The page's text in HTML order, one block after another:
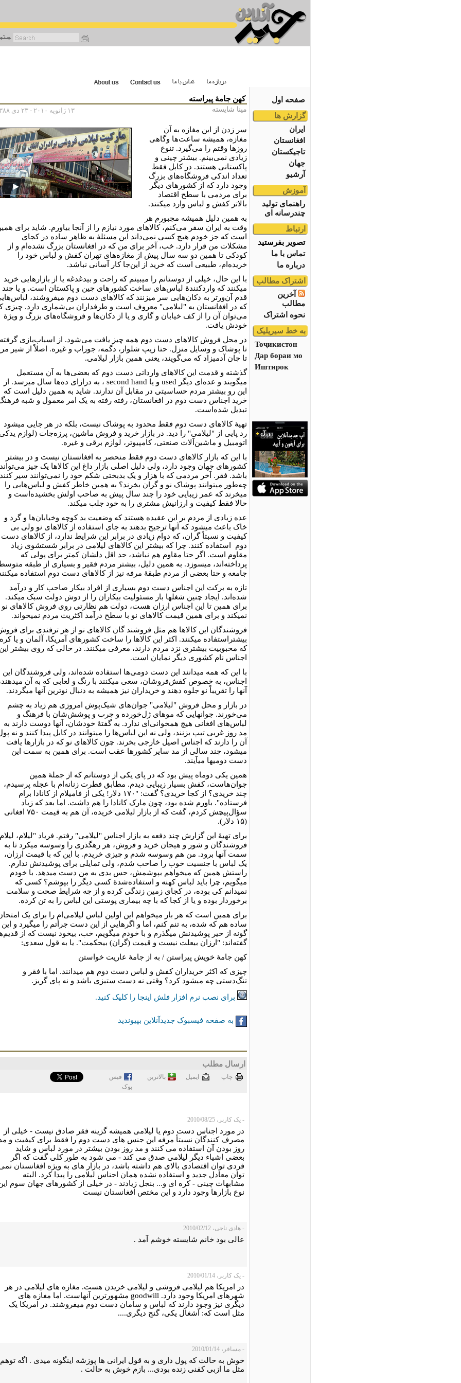
صفحه اول
گزارش ها
ایران
افغانستان
تاجیکستان
جهان
آرشیو
آموزش
راهنمای تولید
چندرسانه ای
ارتباط
تصویر بفرستید
تماس با ما
درباره ما
اشتراک مطالب
آخرین
مطالب
نحوه اشتراک
به خط سیریلیک
Тоҷикистон
Дар бораи мо
Иштирок
کهن جامۀ پیراسته
۱۳ ژانویه ۲۰۱۰ - ۲۳ دی ۱۳۸۸ مینا شایسته
سر زدن از این مغازه به آن
مغازه، همیشه ساعت‌ها وگاهی
روزها وقتم را می‌گیرد. تنوع
زیادی نمی‌بینم. بیشتر چینی و
پاکستانی هستند. در کابل فقط
تعداد اندکی فروشگاه‌های بزرگ
وجود دارد که از کشورهای دیگر
برای مردمی با سطح اقتصاد
بالاتر کفش و لباس وارد می⁮کنند.
به همین دلیل همیشه مجبورم هر
وقت به ایران سفر می‌کنم، کالاهای مورد نیازم را از آنجا بیاورم. شاید برای
است که جز خودم هیچ کسی نمی‌داند این مسئلۀ به ظاهر ساده در کجای
مشکلات من قرار دارد. خب، آخر برای من که در افغانستان بزرگ نشده‌ام و از
کودکی تا همین دو سه سال پیش از مغازه‌های تهران کفش و لباس خود را
خریده‌ام، طبیعی است که خرید از این‌جا کار آسانی نباشد.
با این حال، خیلی از دوستانم را می⁮بینم که راحت و بی⁮دغدغه یا از بازارهایی خرید
می⁮کنند که واردکنندۀ لباس‌های ساخت کشورهای چین و پاکستان است. و یا چند
قدم آن‌ورتر به دکان‌هایی سر می⁮زنند که کالاهای دست دوم می⁮فروشند،
که در افغانستان به "لیلامی" معروف است و طرفداران بی‌شماری دارد. چیزی
می‌توان آن را از کف خیابان و گاری و یا از دکان‌ها و فروشگاه‌های بزرگ و ویژۀ
خودش یافت.
در محل فروش کالاهای دست دوم همه چیز یافت می‌شود. از اسباب‌بازی گرفته
تا پوشاک و وسایل منزل. حتا زیپ شلوار، دگمه، جوراب و غیره. اصلاً از شیر
تا جان آدمیزاد که می‌گویند، یعنی همین بازار لیلامی.
گذشته و قدمت این کالاهای وارداتی دست دوم که بعضی‌ها به آن مستعمل
می⁮گویند و عده‌ای دیگر used و یا second hand ، به درازای ده‌ها سال می⁮رسد. از
این رو بیشتر مردم حساسیتی در مقابل آن ندارند. شاید به همین دلیل است که
خرید اجناس دست دوم در افغانستان، رفته رفته به یک امر معمول و شبه
تبدیل شده‌است.
تهیۀ کالاهای دست دوم فقط محدود به پوشاک نیست، بلکه در هر جایی می⁮شود
رد پایی از "لیلامی" را دید. در بازار خرید و فروش ماشین، پرزه‌جات (لوازم
اتومبیل و ماشین‌آلات صنعتی، کامپیوتر، لوازم برقی و غیره.
با این‌ که بازار کالاهای دست دوم فقط منحصر به افغانستان نیست و در بیشتر
کشورهای جهان وجود دارد، ولی دلیل اصلی بازار داغ این کالاها یک چیز می‌تواند
باشد. فقر. آخر مردمی که با هزار و یک بدبختی شکم خود را نمی‌توانند سیر
چه‌طور می⁮توانند پوشاک نو و گران بخرند؟ به همین خاطر کفش و لباس‌هایی را
می⁮خرند که عمر زیبایی خود را چند سال پیش به صاحب اولش بخشیده‌است و
حالا فقط کیفیت و ارزانیش مشتری را به خود جلب می⁮کند.
عده زیادی از مردم بر این عقیده هستند که وضعیت بد کوچه وخیابان‌ها و گرد و
خاک باعث می⁮شود که آنها ترجیح بدهند به جای استفاده از کالاهای نو ولی بی
کیفیت و نسبتاً گران، که دوام زیادی در برابر این شرایط ندارد، از کالاهای دست
دوم استفاده کنند. چرا که بیشتر این کالاهای لیلامی در برابر شستشوی زیاد
مقاوم است. اگر حتا مقاوم هم نباشد، حد اقل دلشان کمتر برای پولی که
پرداخته‌اند، می⁮سوزد. به همین دلیل، بیشتر مردم فقیر و بسیاری از طبقه
جامعه و حتا بعضی از مردم طبقۀ مرفه نیز از کالاهای دست دوم استفاده
تازه به برکت این اجناس دست دوم بسیاری از افراد بی⁮کار صاحب کار و درآمد
شده‌اند. ایجاد چنین شغل⁮ها بار مسئولیت بی⁮کاران را از دوش دولت سبک می⁮کند.
برای همین تا این اجناس ارزان هست، دولت هم نظارتی روی فروش کالاهای نو
نمی⁮کند و برای همین قیمت کالاهای نو با سطح درآمد اکثریت مردم نمی⁮خواند.
فروشندگان این کالاها هم مثل فروشند گان کالاهای نو از هر ترفندی برای
بیشتراستفاده می⁮کنند. اکثر این کالاها را ساخت کشورهای آمریکا، آلمان و یا کره
که محبوبیت بیشتری نزد مردم دارند، معرفی می⁮کنند. در حالی که روی بیشتر
اجناس نام کشوری دیگر نمایان است.
با این که همه می⁮دانند این دست دومی‌ها استفاده‌ شده‌اند، ولی فروشندگان این
اجناس، به خصوص کفش‌فروشان، سعی می⁮کنند با رنگ و لعابی که به آن
آنها را تقریباً نو جلوه دهند و خریداران نیز همیشه به دنبال نوترین آنها می⁮گردند.
در بازار و محل فروش "لیلامی" جوان‌های شیک‌پوش امروزی هم زیاد به چشم
می‌خورند. جوان⁮هایی که موهای ژل‌خورده و چرب و پوشش‌شان با فرهنگ و
لباس‌های افغانی هیچ همخوانی‌ای ندارد. به گفتۀ خودشان، آنها دوست دارند به
مد روز غربی تیپ بزنند، ولی نه این لباس‌ها را می⁮توانند در کابل پیدا کنند و نه
آن را دارند که اجناس اصیل خارجی بخرند. چون کالاهای نو که در بازارها یافت
می⁮شود، چند سالی از مد سایر کشورها عقب است. برای همین به سمت این
دست دومی⁮ها می⁮آیند.
همین یکی دوماه پیش بود که در پای یکی از دوستانم که از جملۀ همین
جوان‌هاست، کفش بسیار زیبایی دیدم. مطابق فطرت زنانه‌ام با عجله پرسیدم،
چند خریدی؟ از کجا خریدی؟ گفت: "۱۷۰ دلار! یکی از فامیلام از کانادا برام
فرستاده". باورم شده بود، چون مارک کانادا را هم داشت. اما بعد که زیاد
سؤال‌پیچش کردم، گفت که از بازار لیلامی خریده، آن هم به قیمت ۷۵۰ افغانی
(۱۵ دلار).
برای تهیۀ این گزارش چند دفعه⁮ به بازار اجناس "لیلامی" رفتم. فریاد "لیلام،
فروشندگان و شور و هیجان خرید و فروش، هر رهگذری را وسوسه می⁮کرد تا به
سمت آنها برود. من هم وسوسه شدم و چیزی خریدم. با این که با قیمت ارزان،
یک لباس با جنسیت خوب را صاحب شدم، ولی تمایلی برای پوشیدنش ندارم.
راستش همین که می⁮خواهم بپوشمش، حس بدی به من دست می⁮دهد. با خودم
می⁮گویم، چرا باید لباس کهنه و استفاده‌شدۀ کسی دیگر را بپوشم؟ کسی که
نمی⁮دانم کی بوده، در کجای زمین زندگی کرده و از چه شرایط صحت و سلامت
برخوردار بوده و یا از کجا که با چه بیماری پوستی این لباس را به تن کرده.
برای همین است که هر بار می⁮خواهم این اولین لباس لیلامی‌ام را برای یک
ساده هم که شده، به تنم کنم، اما و اگرهایی از این دست جرأتم را می⁮گیرد و این
گونه از خیر پوشیدنش می⁮گذرم و با خودم می⁮گویم، خب، بی⁮خود نیست که از
گفته‌اند: "ارزان بی⁮علت نیست و قیمت (گران) بی⁮حکمت". یا به قول سعدی:
کهن جامۀ خویش پیراستن / به از جامۀ عاریت خواستن
چیزی که اکثر خریداران کفش و لباس دست دوم هم می⁮دانند. اما با فقر و
تنگ‌دستی چه می⁮شود کرد؟ وقتی نه دست ستیزی باشد و نه پای گریز.
برای نصب نرم افزار فلش اینجا را کلیک کنيد.
به صفحه فیسبوک جدیدآنلاین بپیوندید
ارسال مطلب
چاپ ايميل بالاترین
فيس
بوک
- یک کاربر، 2010/08/25
در مورد اجناس دست دوم یا لیلامی همیشه گزینه فقر صادق نیست - خیلی از
مصرف کنندگان نسبتأ مرفه این جنس های دست دوم را فقط برای کیفیت و
روز بودن آن استفاده می کنند و مد روز بودن بیشتر در مورد لباس و شاید
بعضی اشیاء دیگر لیلامی صدق می کند - می شود به طور کلی گفت که اگر
فردی توان اقتصادی بالای هم داشته باشد، در بازار های به ویژه افغانستان
توان معادل جدید و استفاده نشده همان اجناس لیلامی را پیدا کرد. البته
مشابهات چینی - کره ای و... بنجل زیادند - در خیلی از کشورهای جهان سوم
نوع بازارها وجود دارد و این مختص افغانستان نیست
- هادی ناجی، 2010/02/12
عالی بود خانم شایسته خوشم آمد .
- یک کاربر، 2010/01/14
در امریکا هم لیلامی فروشی و لیلامی خریدن هست. مغازه های لیلامی در هر
شهرهای امریکا وجود دارد. goodwill مشهورترین آنهاست. اما مغازه های
دیگری نیز وجود دارند که لباس و سامان دست دوم میفروشند. در امریکا یک
مثل است که: آشغال یکی، گنج دیگری....
- مسافر، 2010/01/14
خوش به حالت که پول داری و به قول ایرانی ها پوزشه اینگونه میدی . اگه توهم
مثل ما ازبی کفنی زنده بودی... بازم خوش به حالت .